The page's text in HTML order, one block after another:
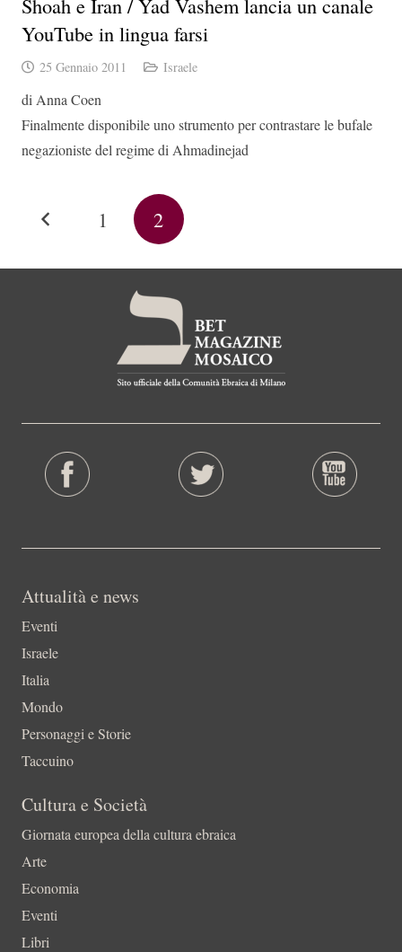
YouTube in lingua farsi
25 Gennaio 2011 Israele
di Anna Coen
Finalmente disponibile uno strumento per contrastare le bufale
negazioniste del regime di Ahmadinejad
1 2
Attualità e news
Eventi
Israele
Italia
Mondo
Personaggi e Storie
Taccuino
Cultura e Società
Giornata europea della cultura ebraica
Arte
Economia
Eventi
Libri